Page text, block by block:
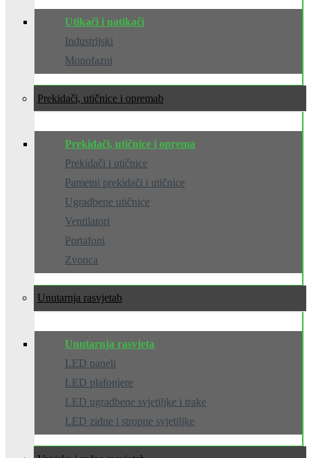
Utikači i natikači
Industrijski
Monofazni
Prekidači, utičnice i oprema
Prekidači, utičnice i oprema
Prekidači i utičnice
Pametni prekidači i utičnice
Ugradbene utičnice
Ventilatori
Portafoni
Zvonca
Unutarnja rasvjeta
Unutarnja rasvjeta
LED paneli
LED plafonjere
LED ugradbene svjetiljke i trake
LED zidne i stropne svjetiljke